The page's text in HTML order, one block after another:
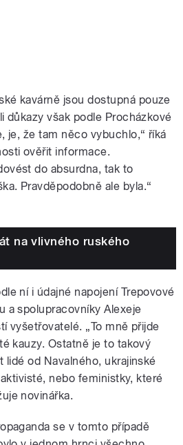
kavárně jsou dostupná pouze
důkazy však podle Procházkové
je, že tam něco vybuchlo,“ říká
ověřit informace.
do absurdna, tak to
Pravděpodobně ale byla.“
na vlivného ruského
ní i údajné napojení Trepovové
a spolupracovníky Alexeje
vyšetřovatelé. „To mně přijde
kauzy. Ostatně je to takový
lidé od Navalného, ukrajinské
nebo feministky, které
novinářka.
se v tomto případě